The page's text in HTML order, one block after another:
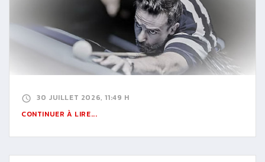
30 JUILLET 2026, 11:49 H
CONTINUER À LIRE...